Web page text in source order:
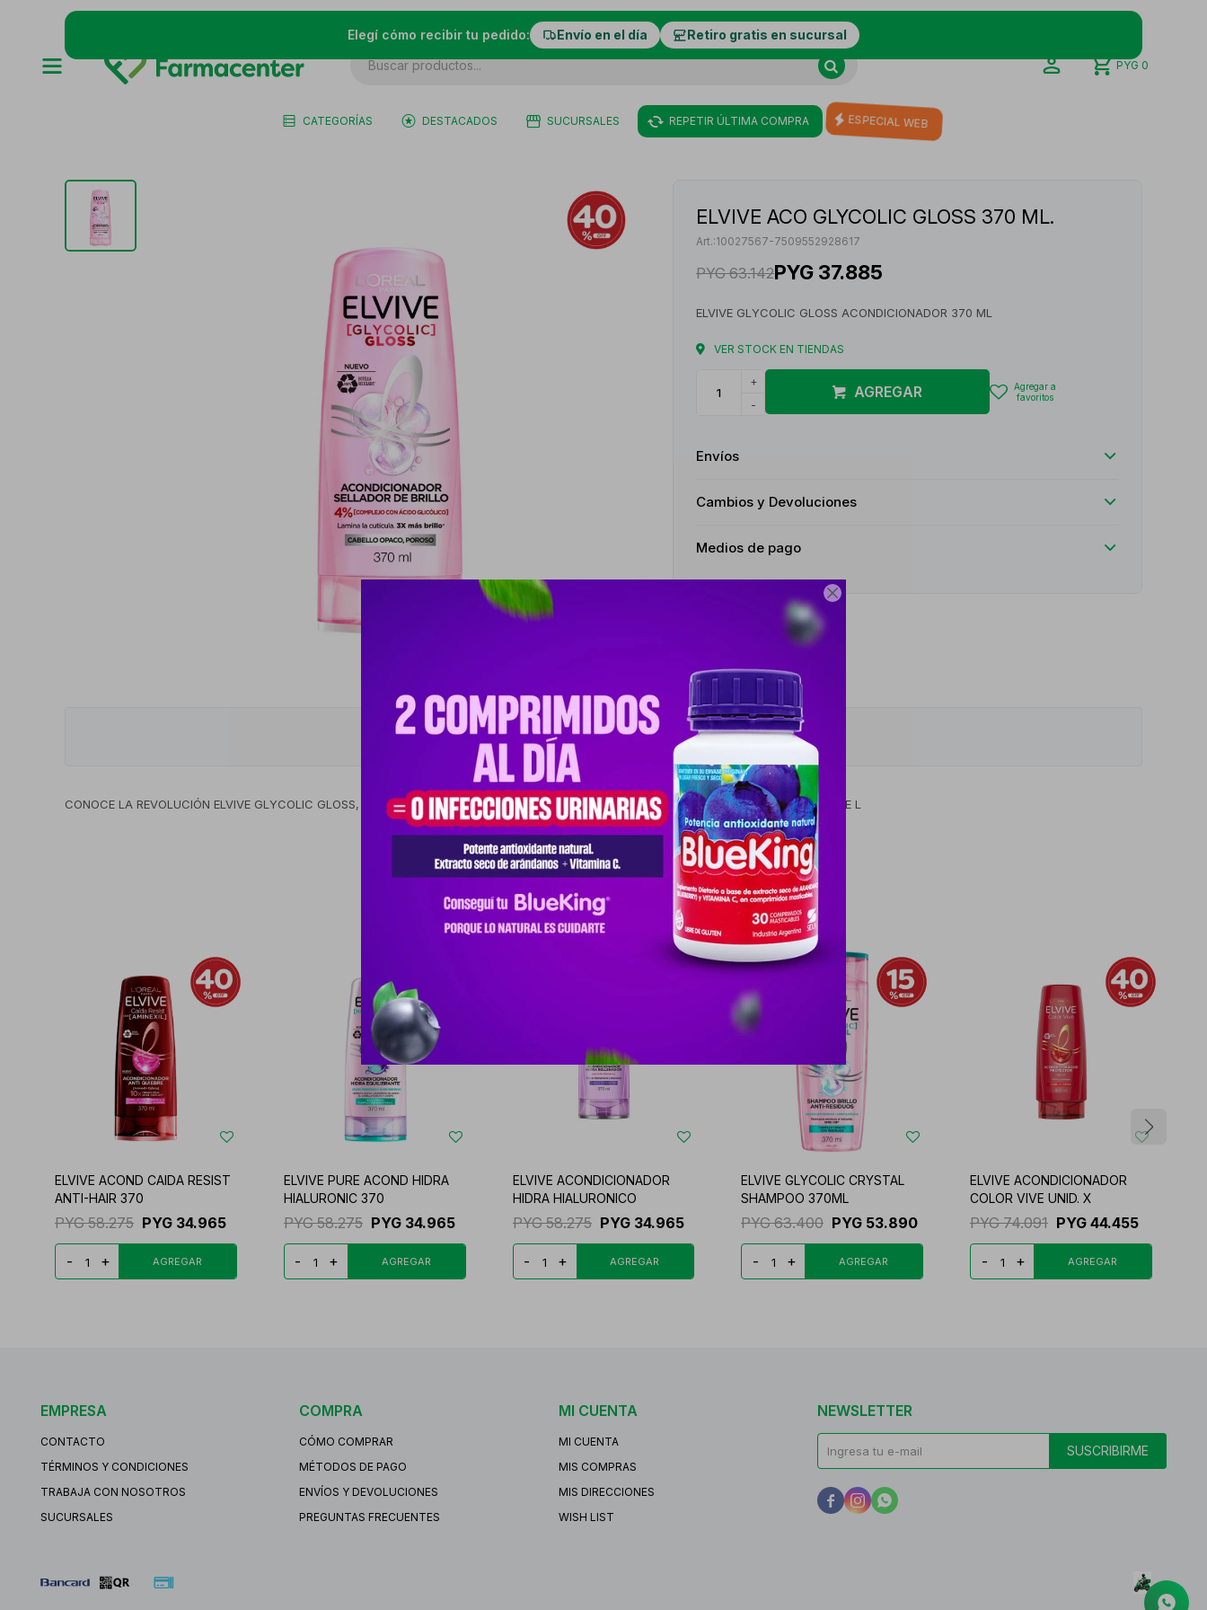

Elegí cómo recibir tu pedido: Envío en el día Retiro gratis en sucursal
CATEGORÍAS DESTACADOS SUCURSALES REPETIR ÚLTIMA COMPRA ESPECIAL WEB
PYG 0
ELVIVE ACO GLYCOLIC GLOSS 370 ML.
10027567-7509552928617
PYG 63.142PYG 37.885
ELVIVE GLYCOLIC GLOSS ACONDICIONADOR 370 ML
VER STOCK EN TIENDAS
+
-
AGREGAR
Envíos
Cambios y Devoluciones
Medios de pago
Descripción
CONOCE LA REVOLUCIÓN ELVIVE GLYCOLIC GLOSS, NUESTRA PRIMERA LÍNEA CON ÁCIDO GLICÓLICO. SU FÓRMULA MEJORA VISIBLEMENTE L
Productos que te pueden interesar
ELVIVE ACOND CAIDA RESIST
ANTI-HAIR 370
PYG 58.275 PYG 34.965
- +
ELVIVE PURE ACOND HIDRA
HIALURONIC 370
PYG 58.275 PYG 34.965
- +
ELVIVE ACONDICIONADOR
HIDRA HIALURONICO
PYG 58.275 PYG 34.965
- +
ELVIVE GLYCOLIC CRYSTAL
SHAMPOO 370ML
PYG 63.400 PYG 53.890
- +
ELVIVE ACONDICIONADOR
COLOR VIVE UNID. X
PYG 74.091 PYG 44.455
- +
EMPRESA
CONTACTO
TÉRMINOS Y CONDICIONES
TRABAJA CON NOSOTROS
SUCURSALES
COMPRA
CÓMO COMPRAR
MÉTODOS DE PAGO
ENVÍOS Y DEVOLUCIONES
PREGUNTAS FRECUENTES
MI CUENTA
MI CUENTA
MIS COMPRAS
MIS DIRECCIONES
WISH LIST
NEWSLETTER
SUSCRIBIRME
  